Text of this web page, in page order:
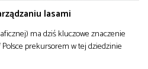
lasami
ma dziś kluczowe znaczenie
prekursorem w tej dziedzinie